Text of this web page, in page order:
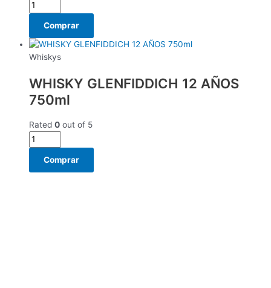
Comprar
Whiskys
WHISKY GLENFIDDICH 12 AÑOS
750ml
Rated 0 out of 5
Comprar